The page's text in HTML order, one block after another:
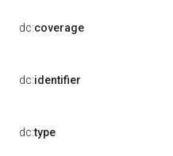
dc:coverage
dc:identifier
dc:type